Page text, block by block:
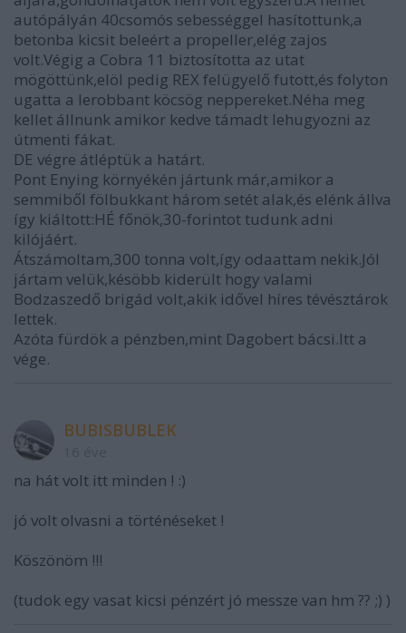
autópályán 40csomós sebességgel hasítottunk,a
betonba kicsit beleért a propeller,elég zajos
volt.Végig a Cobra 11 biztosította az utat
mögöttünk,elöl pedig REX felügyelő futott,és folyton
ugatta a lerobbant köcsög neppereket.Néha meg
kellet állnunk amikor kedve támadt lehugyozni az
útmenti fákat.
DE végre átléptük a határt.
Pont Enying környékén jártunk már,amikor a
semmiből fölbukkant három setét alak,és elénk állva
így kiáltott:HÉ főnök,30-forintot tudunk adni
kilójáért.
Átszámoltam,300 tonna volt,így odaattam nekik.Jól
jártam velük,késöbb kiderült hogy valami
Bodzaszedő brigád volt,akik idővel híres tévésztárok
lettek.
Azóta fürdök a pénzben,mint Dagobert bácsi.Itt a
vége.
BUBISBUBLEK
na hát volt itt minden ! :)
jó volt olvasni a történéseket !
Köszönöm !!!
(tudok egy vasat kicsi pénzért jó messze van hm ?? ;) )